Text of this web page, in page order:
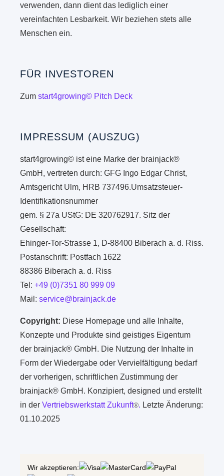
verwenden, dann dient das lediglich einer
vereinfachten Lesbarkeit. Wir beziehen stets alle
Menschen ein.
FÜR INVESTOREN
Zumstart4growing© Pitch Deck
IMPRESSUM (AUSZUG)
start4growing© ist eine Marke der brainjack®
GmbH, vertreten durch: GFG Ingo Edgar Christ,
Amtsgericht Ulm, HRB 737496.Umsatzsteuer-
Identifikationsnummer
gem. § 27a UStG: DE 320762917. Sitz der
Gesellschaft:
Ehinger-Tor-Strasse 1, D-88400 Biberach a. d. Riss.
Postanschrift: Postfach 1622
88386 Biberach a. d. Riss
Tel:+49 (0)7351 80 999 09
Mail:service@brainjack.de
Copyright: Diese Homepage und alle Inhalte,
Konzepte und Produkte sind geistiges Eigentum
der brainjack® GmbH. Die Nutzung der Inhalte in
Form der Wiedergabe oder Vervielfältigung bedarf
der vorherigen, schriftlichen Zustimmung der
brainjack® GmbH. Konzipiert, designed und erstellt
in derVertriebswerkstatt Zukunft®. Letzte Änderung:
01.10.2025
Wir akzeptieren: